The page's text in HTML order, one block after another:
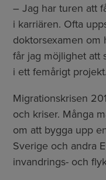
– Jag har turen att
i karriären. Ofta
doktorsexamen om
får jag möjlighet att
i ett femårigt projekt.
Migrationskrisen
och kriser. Många
om att bygga upp
Sverige och andra
invandrings- och